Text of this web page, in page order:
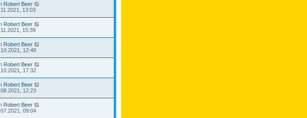
Robert Beer
13:03
Robert Beer
15:39
Robert Beer
12:48
Robert Beer
17:32
Robert Beer
12:23
Robert Beer
09:04